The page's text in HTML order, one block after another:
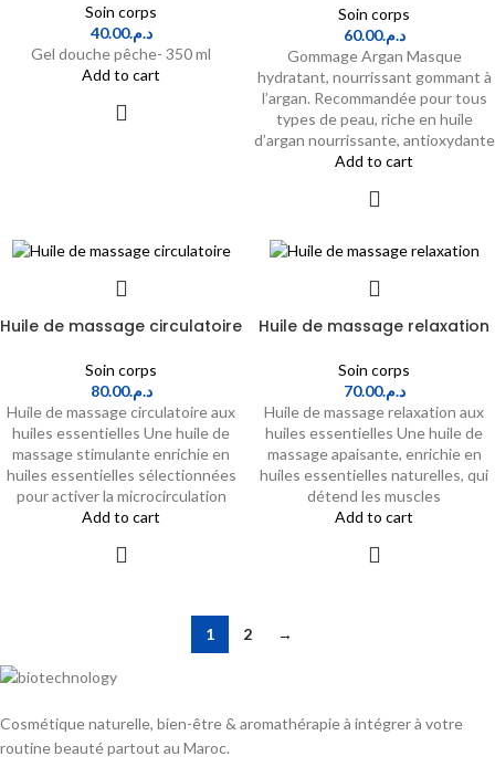
Soin corps
د.م.40.00
Gel douche pêche- 350 ml
Add to cart
Soin corps
د.م.60.00
Gommage Argan Masque
hydratant, nourrissant gommant à
l’argan. Recommandée pour tous
types de peau, riche en huile
d’argan nourrissante, antioxydante
Add to cart
Huile de massage circulatoire
Soin corps
د.م.80.00
Huile de massage circulatoire aux
huiles essentielles Une huile de
massage stimulante enrichie en
huiles essentielles sélectionnées
pour activer la microcirculation
Add to cart
Huile de massage relaxation
Soin corps
د.م.70.00
Huile de massage relaxation aux
huiles essentielles Une huile de
massage apaisante, enrichie en
huiles essentielles naturelles, qui
détend les muscles
Add to cart
1 2 →
Cosmétique naturelle, bien-être & aromathérapie à intégrer à votre
routine beauté partout au Maroc.